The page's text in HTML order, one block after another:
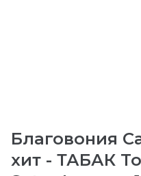
Благовония
хит - ТАБАК